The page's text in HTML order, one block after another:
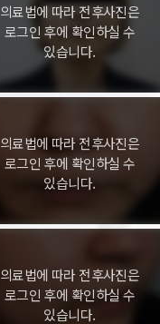
의료법에 따라 전후사진은
로그인 후에 확인하실 수
있습니다.
의료법에 따라 전후사진은
로그인 후에 확인하실 수
있습니다.
의료법에 따라 전후사진은
로그인 후에 확인하실 수
있습니다.